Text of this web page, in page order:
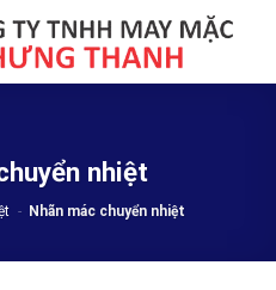
nhiệt
- Nhãn mác chuyển nhiệt